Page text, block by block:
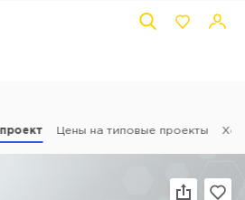
Цены на типовые проекты Ход